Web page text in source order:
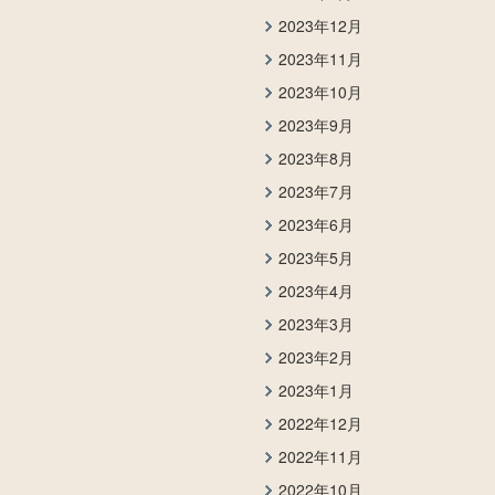
2023年12月
2023年11月
2023年10月
2023年9月
2023年8月
2023年7月
2023年6月
2023年5月
2023年4月
2023年3月
2023年2月
2023年1月
2022年12月
2022年11月
2022年10月